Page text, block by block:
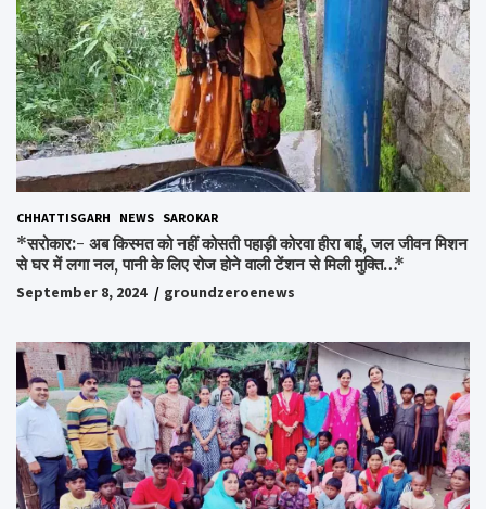
CHHATTISGARH NEWS SAROKAR
*सरोकार:- अब किस्मत को नहीं कोसती पहाड़ी कोरवा हीरा बाई, जल जीवन मिशन
से घर में लगा नल, पानी के लिए रोज होने वाली टेंशन से मिली मुक्ति…*
September 8, 2024 groundzeroenews